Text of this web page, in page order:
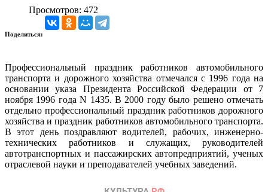
Просмотров: 472
Поделиться:
Профессиональный праздник работников автомобильного
транспорта и дорожного хозяйства отмечался с 1996 года на
основании указа Президента Российской Федерации от 7
ноября 1996 года N 1435. В 2000 году было решено отмечать
отдельно профессиональный праздник работников дорожного
хозяйства и праздник работников автомобильного транспорта.
В этот день поздравляют водителей, рабочих, инженерно-
технических работников и служащих, руководителей
автотранспортных и пассажирских автопредприятий, ученых
отраслевой науки и преподавателей учебных заведений.